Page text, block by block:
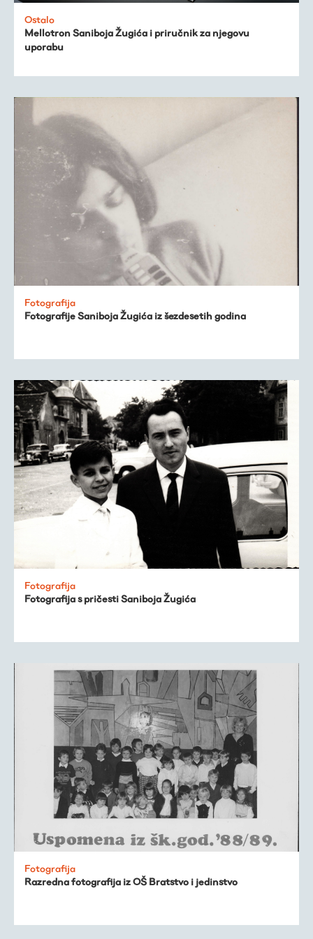
Ostalo
Mellotron Saniboja Žugića i priručnik za njegovu
uporabu
Fotografija
Fotografije Saniboja Žugića iz šezdesetih godina
Fotografija
Fotografija s pričesti Saniboja Žugića
Fotografija
Razredna fotografija iz OŠ Bratstvo i jedinstvo